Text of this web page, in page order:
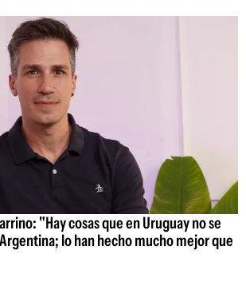
"Hay cosas que en Uruguay no se
lo han hecho mucho mejor que